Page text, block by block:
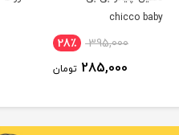
chicco baby
395,000 28٪
285,000 تومان